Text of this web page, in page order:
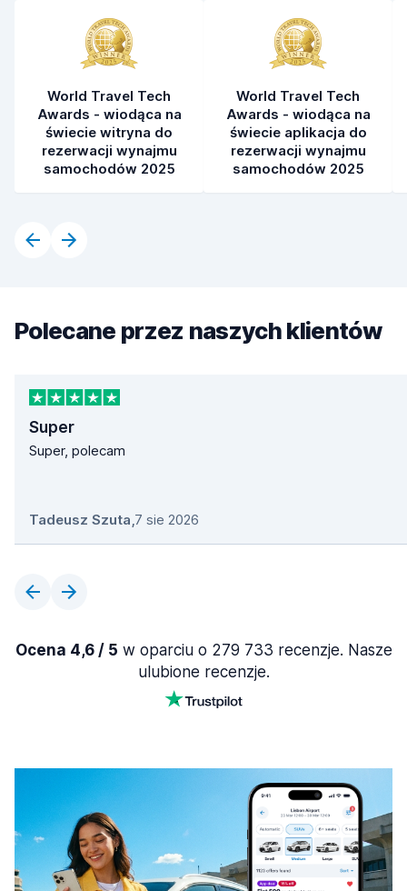
World Travel Tech
Awards - wiodąca na
świecie witryna do
rezerwacji wynajmu
samochodów 2025
World Travel Tech
Awards - wiodąca na
świecie aplikacja do
rezerwacji wynajmu
samochodów 2025
Polecane przez naszych klientów
Super
Super, polecam
Tadeusz Szuta,7 sie 2026
Ocena 4,6 / 5 w oparciu o 279 733 recenzje. Nasze
ulubione recenzje.